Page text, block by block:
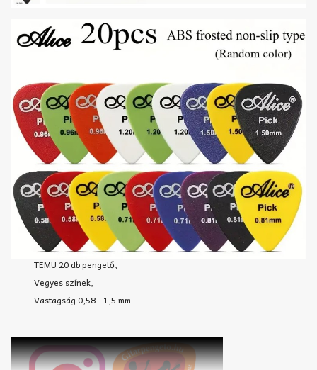
TEMU 20 db pengető,
Vegyes színek,
Vastagság 0,58 - 1,5 mm